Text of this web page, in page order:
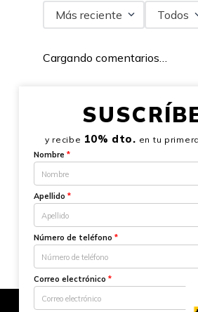
Más reciente Todos
Cargando comentarios…
y recibe 10% dto. en tu
Nombre *
Apellido *
Número de teléfono *
Correo electrónico *